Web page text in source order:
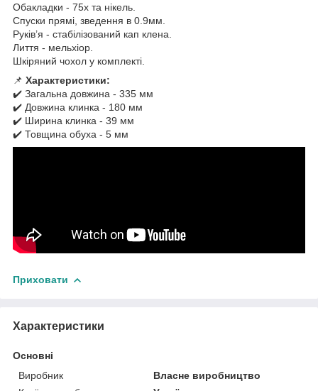
Обакладки - 75х та нікель.
Спуски прямі, зведення в 0.9мм.
Руків’я - стабілізований кап клена.
Лиття - мельхіор.
Шкіряний чохол у комплекті.
📌 Характеристики:
✔️ Загальна довжина - 335 мм
✔️ Довжина клинка - 180 мм
✔️ Ширина клинка - 39 мм
✔️ Товщина обуха - 5 мм
Приховати
Характеристики
Основні
Виробник
Власне виробництво